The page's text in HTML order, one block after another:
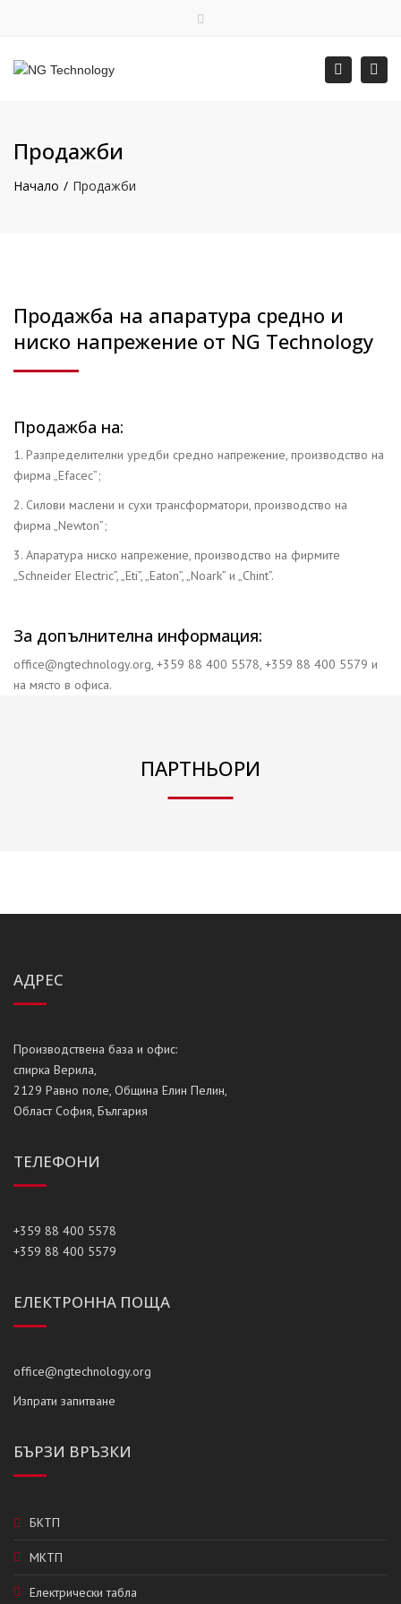
Пон – Пет: 8:00 – 16:30
+359 88 400 5578 Търсене
Продажби
Начало Продажби
Продажбa на апаратура средно и
ниско напрежение от NG Technology
Продажба на:
1. Разпределителни уредби средно напрежение, производство на
фирма „Efacec”;
2. Силови маслени и сухи трансформатори, производство на
фирма „Newton”;
3. Апаратура ниско напрежение, производство на фирмите
„Schneider Electric”, „Eti”, „Eaton”, „Noark” и „Chint”.
За допълнителна информация:
office@ngtechnology.org, +359 88 400 5578, +359 88 400 5579 и
на място в офиса.
ПАРТНЬОРИ
АДРЕС
Производствена база и офис:
спирка Верила,
2129 Равно поле, Община Елин Пелин,
Област София, България
ТЕЛЕФОНИ
+359 88 400 5578
+359 88 400 5579
ЕЛЕКТРОННА ПОЩА
office@ngtechnology.org
Изпрати запитване
БЪРЗИ ВРЪЗКИ
БКТП
МКТП
Електрически табла